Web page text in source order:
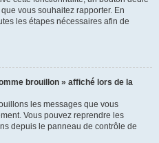
vous souhaitez rapporter. En
les étapes nécessaires afin de
brouillon » affiché lors de la
les messages que vous
Vous pouvez reprendre les
depuis le panneau de contrôle de